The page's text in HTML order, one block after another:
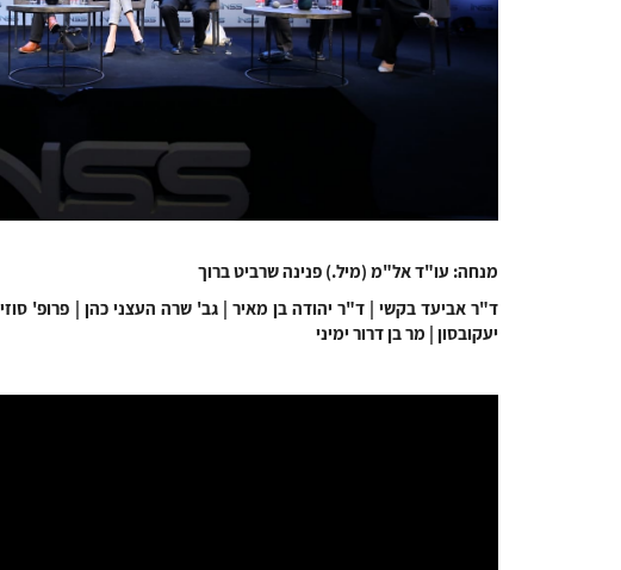
מנחה: עו"ד אל"מ (מיל.) פנינה שרביט ברוך
ד"ר אביעד בקשי | ד"ר יהודה בן מאיר | גב' שרה העצני כהן | פרופ'
יעקובסון | מר בן דרור ימיני